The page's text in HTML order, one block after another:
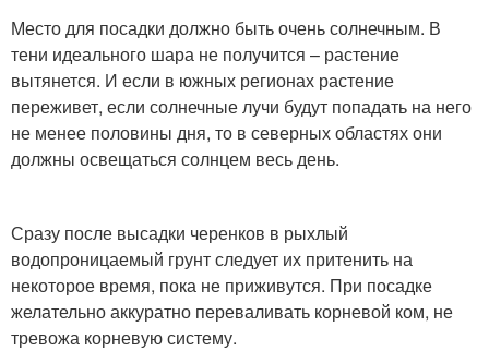
Место для посадки должно быть очень солнечным. В
тени идеального шара не получится – растение
вытянется. И если в южных регионах растение
переживет, если солнечные лучи будут попадать на него
не менее половины дня, то в северных областях они
должны освещаться солнцем весь день.
Сразу после высадки черенков в рыхлый
водопроницаемый грунт следует их притенить на
некоторое время, пока не приживутся. При посадке
желательно аккуратно переваливать корневой ком, не
тревожа корневую систему.